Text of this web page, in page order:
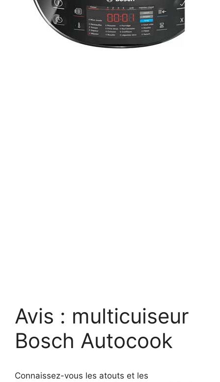
Avis : multicuiseur
Bosch Autocook
Connaissez-vous les atouts et les